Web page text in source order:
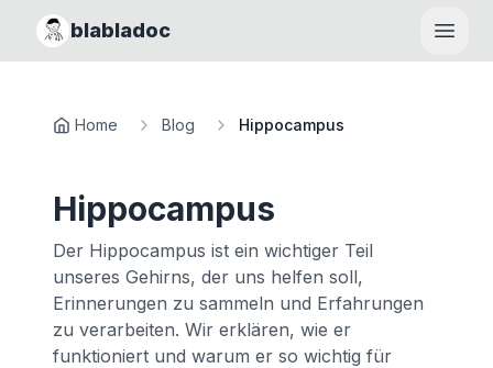
blabladoc
Home Blog Hippocampus
Hippocampus
Der Hippocampus ist ein wichtiger Teil
unseres Gehirns, der uns helfen soll,
Erinnerungen zu sammeln und Erfahrungen
zu verarbeiten. Wir erklären, wie er
funktioniert und warum er so wichtig für